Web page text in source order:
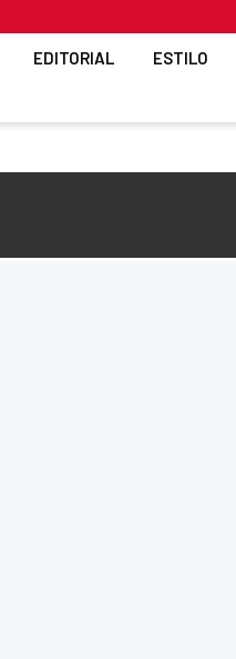
EDITORIAL ESTILO